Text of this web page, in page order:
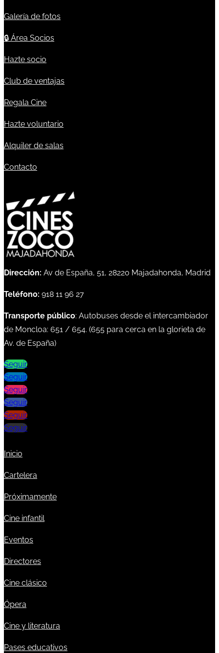
Galería de fotos
🔒 Área Socios
Hazte socio
Club de ventajas
Regala Cine
Hazte voluntario
Alquiler de salas
Contacto
Dirección: Av de España, 51, 28220 Majadahonda, Madrid
Teléfono: 918 11 96 27
Transporte público: Autobuses desde el intercambiador
de Moncloa: 651 / 654. (655 para cerca en la glorieta de
Av. de España)
Seguir
Seguir
Seguir
Seguir
Seguir
Seguir
Inicio
Cartelera
Próximamente
Cine infantil
Eventos
Directores
Cine clásico
Ópera
Cine y literatura
Pases educativos